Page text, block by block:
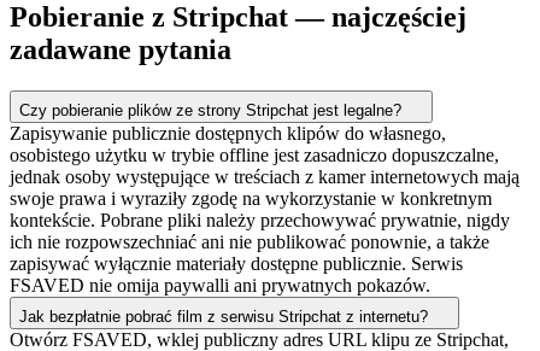
Pobieranie z Stripchat — najczęściej
zadawane pytania
Czy pobieranie plików ze strony Stripchat jest legalne?
Zapisywanie publicznie dostępnych klipów do własnego,
osobistego użytku w trybie offline jest zasadniczo dopuszczalne,
jednak osoby występujące w treściach z kamer internetowych mają
swoje prawa i wyraziły zgodę na wykorzystanie w konkretnym
kontekście. Pobrane pliki należy przechowywać prywatnie, nigdy
ich nie rozpowszechniać ani nie publikować ponownie, a także
zapisywać wyłącznie materiały dostępne publicznie. Serwis
FSAVED nie omija paywalli ani prywatnych pokazów.
Jak bezpłatnie pobrać film z serwisu Stripchat z internetu?
Otwórz FSAVED, wklej publiczny adres URL klipu ze Stripchat,